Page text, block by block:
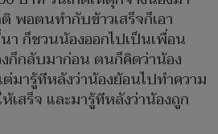
พอตนทำกับข้าวเสร็จก็เอา
า ก็ชวนน้องออกไปเป็นเพื่อน
ก็กลับมาก่อน ตนก็คิดว่าน้อง
มารู้ทีหลังว่าน้องย้อนไปทำความ
เสร็จ และมารู้ทีหลังว่าน้องถูก